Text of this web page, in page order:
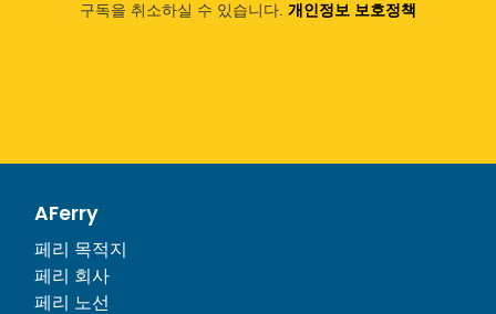
구독을 취소하실 수 있습니다. 개인정보 보호정책
AFerry
페리 목적지
페리 회사
페리 노선